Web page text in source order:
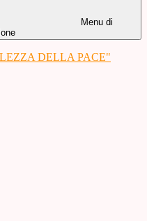
Menu di
DELLA PACE"